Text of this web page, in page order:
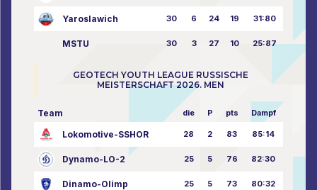
Yaroslawich 30 6 24 19 31:80
MSTU 30 3 27 10 25:87
GEOTECH YOUTH LEAGUE RUSSISCHE
MEISTERSCHAFT 2026. MEN
Team die P pts Dampf
Lokomotive-SSHOR 28 2 83 85:14
Dynamo-LO-2 25 5 76 82:30
Dinamo-Olimp 25 5 73 80:32